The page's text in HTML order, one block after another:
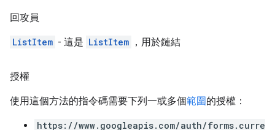
回攻員
ListItem - 這是 ListItem ，用於鏈結
授權
使用這個方法的指令碼需要下列一或多個範圍的授權：
https://www.googleapis.com/auth/forms.curre